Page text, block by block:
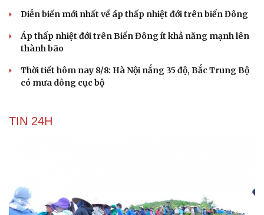
Diễn biến mới nhất về áp thấp nhiệt đới trên biển Đông
Áp thấp nhiệt đới trên Biển Đông ít khả năng mạnh lên
thành bão
Thời tiết hôm nay 8/8: Hà Nội nắng 35 độ, Bắc Trung Bộ
có mưa dông cục bộ
TIN 24H